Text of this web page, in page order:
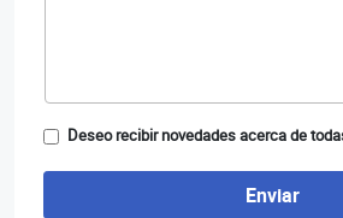
Deseo recibir novedades acerca de
Enviar